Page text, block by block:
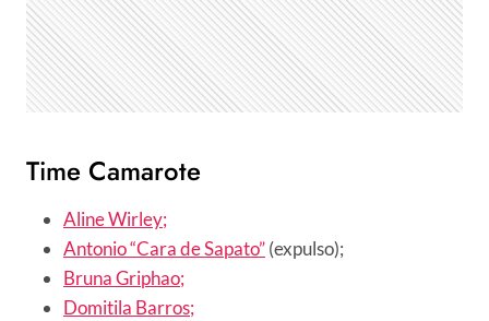
Time Camarote
Aline Wirley;
Antonio “Cara de Sapato”(expulso);
Bruna Griphao;
Domitila Barros;